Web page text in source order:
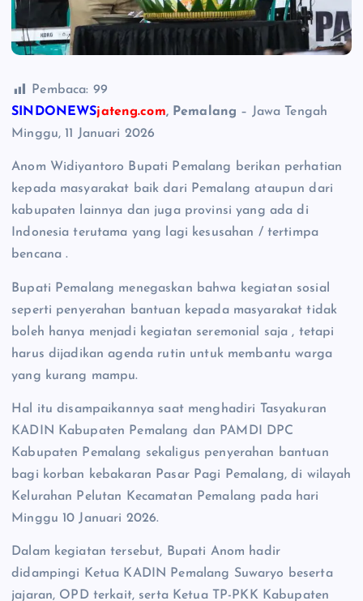
Pembaca: 99
SINDONEWSjateng.com, Pemalang – Jawa Tengah
Minggu, 11 Januari 2026
Anom Widiyantoro Bupati Pemalang berikan perhatian
kepada masyarakat baik dari Pemalang ataupun dari
kabupaten lainnya dan juga provinsi yang ada di
Indonesia terutama yang lagi kesusahan / tertimpa
bencana .
Bupati Pemalang menegaskan bahwa kegiatan sosial
seperti penyerahan bantuan kepada masyarakat tidak
boleh hanya menjadi kegiatan seremonial saja , tetapi
harus dijadikan agenda rutin untuk membantu warga
yang kurang mampu.
Hal itu disampaikannya saat menghadiri Tasyakuran
KADIN Kabupaten Pemalang dan PAMDI DPC
Kabupaten Pemalang sekaligus penyerahan bantuan
bagi korban kebakaran Pasar Pagi Pemalang, di wilayah
Kelurahan Pelutan Kecamatan Pemalang pada hari
Minggu 10 Januari 2026.
Dalam kegiatan tersebut, Bupati Anom hadir
didampingi Ketua KADIN Pemalang Suwaryo beserta
jajaran, OPD terkait, serta Ketua TP-PKK Kabupaten